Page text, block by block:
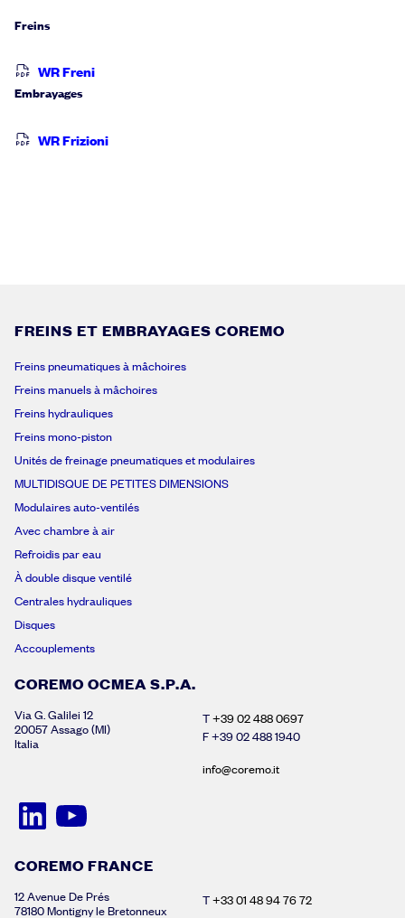
Freins
WR Freni
Embrayages
WR Frizioni
FREINS ET EMBRAYAGES COREMO
Freins pneumatiques à mâchoires
Freins manuels à mâchoires
Freins hydrauliques
Freins mono-piston
Unités de freinage pneumatiques et modulaires
MULTIDISQUE DE PETITES DIMENSIONS
Modulaires auto-ventilés
Avec chambre à air
Refroidis par eau
À double disque ventilé
Centrales hydrauliques
Disques
Accouplements
COREMO OCMEA S.P.A.
Via G. Galilei 12
20057 Assago (MI)
Italia
T+39 02 488 0697
F +39 02 488 1940
info@coremo.it
COREMO FRANCE
12 Avenue De Prés
78180 Montigny le Bretonneux
T+33 01 48 94 76 72